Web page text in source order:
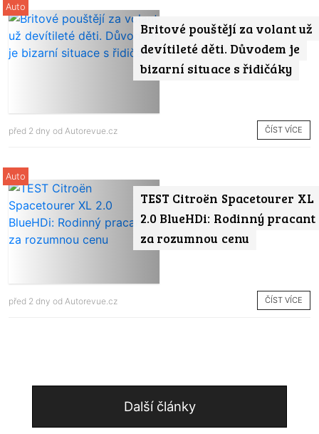
Britové pouštějí za volant už
devítileté děti. Důvodem je
bizarní situace s řidičáky
Auto
před 2 dny od Autorevue.cz ČÍST VÍCE
TEST Citroën Spacetourer XL
2.0 BlueHDi: Rodinný pracant
za rozumnou cenu
Auto
před 2 dny od Autorevue.cz ČÍST VÍCE
Další články